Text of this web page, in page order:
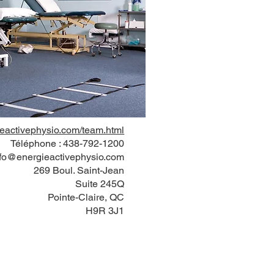
team.html
Téléphone : 438-792-1200
269 Boul. Saint-Jean
Suite 245Q
Pointe-Claire, QC
H9R 3J1